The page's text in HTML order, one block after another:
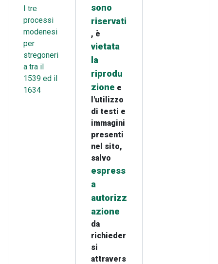
I tre
processi
modenesi
per
stregoneri
a tra il
1539 ed il
1634
sono
riservati
, è
vietata
la
riprodu
zione e
l'utilizzo
di testi e
immagini
presenti
nel sito,
salvo
espress
a
autorizz
azione
da
richieder
si
attravers